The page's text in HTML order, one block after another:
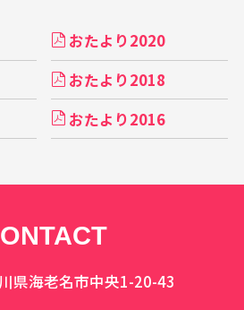
おたより2020
おたより2018
おたより2016
県海老名市中央1-20-43